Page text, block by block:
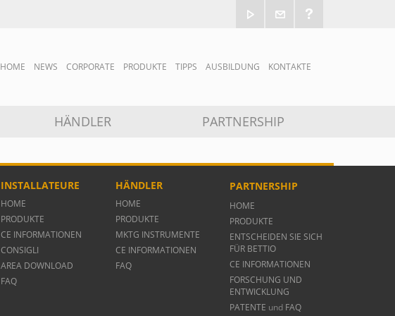
HOME NEWS CORPORATE PRODUKTE TIPPS AUSBILDUNG KONTAKTE
HÄNDLER PARTNERSHIP
INSTALLATEURE
HOME
PRODUKTE
CE INFORMATIONEN
CONSIGLI
AREA DOWNLOAD
FAQ
HÄNDLER
HOME
PRODUKTE
MKTG INSTRUMENTE
CE INFORMATIONEN
FAQ
PARTNERSHIP
HOME
PRODUKTE
ENTSCHEIDEN SIE SICH
FÜR BETTIO
CE INFORMATIONEN
FORSCHUNG UND
ENTWICKLUNG
PATENTE und FAQ